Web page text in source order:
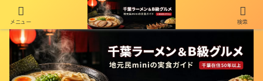
千葉在住50年以上のminiがラーメン・町中華・B級グルメを本音レビュー
メニュー 検索